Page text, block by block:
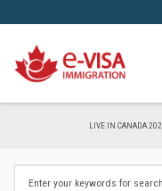
LIVE IN CANADA